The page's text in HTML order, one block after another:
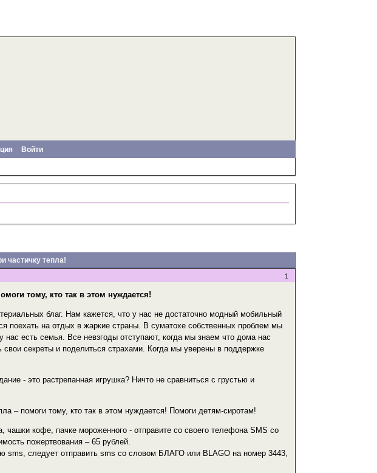
Войти
частичку тепла!
1
тому, кто так в этом нуждается!
благ. Нам кажется, что у нас не достаточно модный мобильный
поехать на отдых в жаркие страны. В суматохе собственных проблем мы
есть семья. Все невзгоды отступают, когда мы знаем что дома нас
секреты и поделиться страхами. Когда мы уверены в поддержке
- это растрепанная игрушка? Ничто не сравниться с грустью и
– помоги тому, кто так в этом нуждается! Помоги детям-сиротам!
чашки кофе, пачке мороженного - отправите со своего телефона SMS со
пожертвования – 65 рублей.
sms, следует отправить sms со словом БЛАГО или BLAGO на номер 3443,